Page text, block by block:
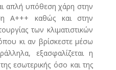
απλή υπόθεση χάρη στην
Α+++ καθώς και στην
των κλιματιστικών
κι αν βρίσκεστε μέσω
εξασφαλίζεται η
εσωτερικής όσο και της